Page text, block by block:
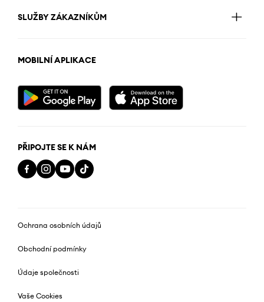
SLUŽBY ZÁKAZNÍKŮM
MOBILNÍ APLIKACE
PŘIPOJTE SE K NÁM
Ochrana osobních údajů
Obchodní podmínky
Údaje společnosti
Vaše Cookies